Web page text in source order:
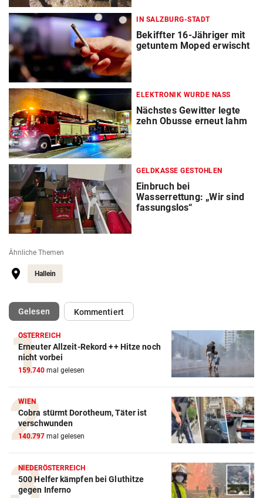
IN SALZBURG-STADT
Bekiffter 16-Jähriger mit
getuntem Moped erwischt
ELEKTRONIK WURDE NASS
Nächstes Gewitter legte
zehn Obusse erneut lahm
GELDKASSE GESTOHLEN
Einbruch bei
Wasserrettung: „Wir sind
fassungslos“
Ähnliche Themen
Hallein
Gelesen(ausgewählt)Kommentiert
ÖSTERREICH
Erneuter Allzeit-Rekord ++ Hitze noch
nicht vorbei
159.740 mal gelesen
WIEN
Cobra stürmt Dorotheum, Täter ist
verschwunden
140.797 mal gelesen
NIEDERÖSTERREICH
500 Helfer kämpfen bei Gluthitze
gegen Inferno